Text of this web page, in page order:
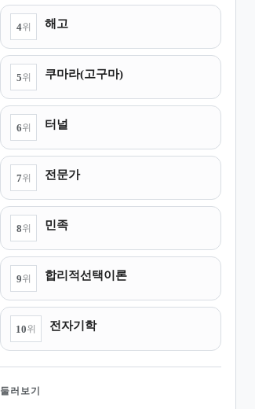
4위 해고
5위 쿠마라(고구마)
6위 터널
7위 전문가
8위 민족
9위 합리적선택이론
10위 전자기학
둘러보기